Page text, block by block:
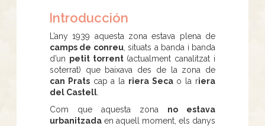
Introducción
L’any 1939 aquesta zona estava plena de
camps de conreu, situats a banda i banda
d’un petit torrent(actualment canalitzat i
soterrat) que baixava des de la zona de
can Pratscap a la riera Secao la riera
del Castell
Com que aquesta zona no estava
urbanitzada en aquell moment, els danys